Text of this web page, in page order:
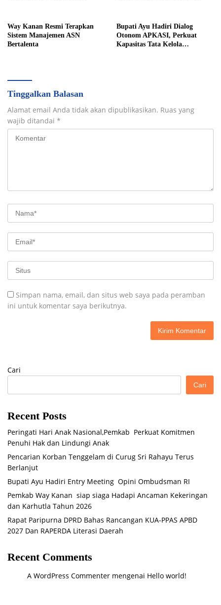
Way Kanan Resmi Terapkan
Sistem Manajemen ASN
Bertalenta
Bupati Ayu Hadiri Dialog
Otonom APKASI, Perkuat
Kapasitas Tata Kelola
Tinggalkan Balasan
Alamat email Anda tidak akan dipublikasikan. Ruas yang
wajib ditandai *
Simpan nama, email, dan situs web saya pada peramban
ini untuk komentar saya berikutnya.
Cari
Cari
Recent Posts
Peringati Hari Anak Nasional,Pemkab Perkuat Komitmen
Penuhi Hak dan Lindungi Anak
Pencarian Korban Tenggelam di Curug Sri Rahayu Terus
Berlanjut
Bupati Ayu Hadiri Entry Meeting Opini Ombudsman RI
Pemkab Way Kanan siap siaga Hadapi Ancaman Kekeringan
dan Karhutla Tahun 2026
Rapat Paripurna DPRD Bahas Rancangan KUA-PPAS APBD
2027 Dan RAPERDA Literasi Daerah
Recent Comments
A WordPress Commenter mengenai Hello world!